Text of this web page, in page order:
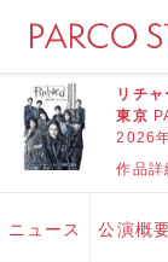
リチ
東京
2026
作品詳
ニュース 公演概